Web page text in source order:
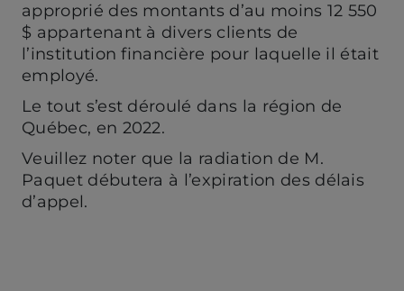
approprié des montants d’au moins 12 550
$ appartenant à divers clients de
l’institution financière pour laquelle il était
employé.
Le tout s’est déroulé dans la région de
Québec, en 2022.
Veuillez noter que la radiation de M.
Paquet débutera à l’expiration des délais
d’appel.